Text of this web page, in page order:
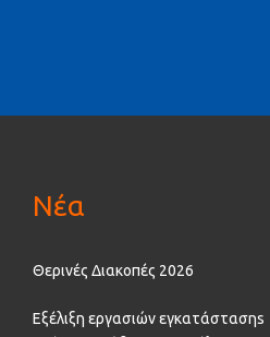
Νέα
Θερινές Διακοπές 2026
Εξέλιξη εργασιών εγκατάστασηs